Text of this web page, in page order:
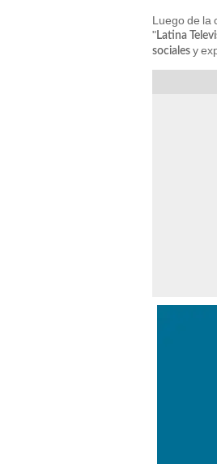
Luego de la
"Latina
sociales y